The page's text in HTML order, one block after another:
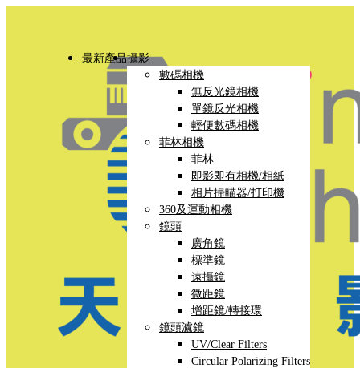
最新產品攝影
數碼相機
無反光鏡相機
單鏡反光相機
輕便數碼相機
菲林相機
菲林
即影即有相機/相紙
相片掃瞄器/打印機
360及運動相機
鏡頭
廣角鏡
標準鏡
遠攝鏡
微距鏡
增距鏡/轉接環
鏡頭濾鏡
UV/Clear Filters
Circular Polarizing Filters